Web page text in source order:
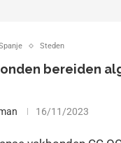
Steden
bereiden
16/11/2023